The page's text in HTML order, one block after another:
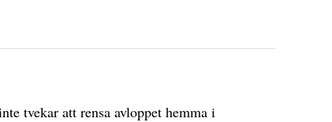
tvekar att rensa avloppet hemma i